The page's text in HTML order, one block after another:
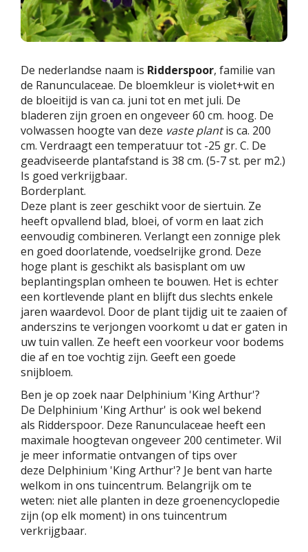
De nederlandse naam is Ridderspoor, familie van
de Ranunculaceae. De bloemkleur is violet+wit en
de bloeitijd is van ca. juni tot en met juli. De
bladeren zijn groen en ongeveer 60 cm. hoog. De
volwassen hoogte van deze vaste plantis ca. 200
cm. Verdraagt een temperatuur tot -25 gr. C. De
geadviseerde plantafstand is 38 cm. (5-7 st. per m2.)
Is goed verkrijgbaar.
Borderplant.
Deze plant is zeer geschikt voor de siertuin. Ze
heeft opvallend blad, bloei, of vorm en laat zich
eenvoudig combineren. Verlangt een zonnige plek
en goed doorlatende, voedselrijke grond. Deze
hoge plant is geschikt als basisplant om uw
beplantingsplan omheen te bouwen. Het is echter
een kortlevende plant en blijft dus slechts enkele
jaren waardevol. Door de plant tijdig uit te zaaien of
anderszins te verjongen voorkomt u dat er gaten in
uw tuin vallen. Ze heeft een voorkeur voor bodems
die af en toe vochtig zijn. Geeft een goede
snijbloem.
Ben je op zoek naar Delphinium 'King Arthur'?
De Delphinium 'King Arthur' is ook wel bekend
als Ridderspoor. Deze Ranunculaceae heeft een
maximale hoogtevan ongeveer 200 centimeter. Wil
je meer informatie ontvangen of tips over
deze Delphinium 'King Arthur'? Je bent van harte
welkom in ons tuincentrum. Belangrijk om te
weten: niet alle planten in deze groenencyclopedie
zijn (op elk moment) in ons tuincentrum
verkrijgbaar.